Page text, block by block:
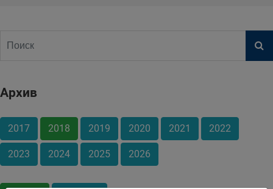
Архив
2017 2018 2019 2020 2021 2022
2023 2024 2025 2026